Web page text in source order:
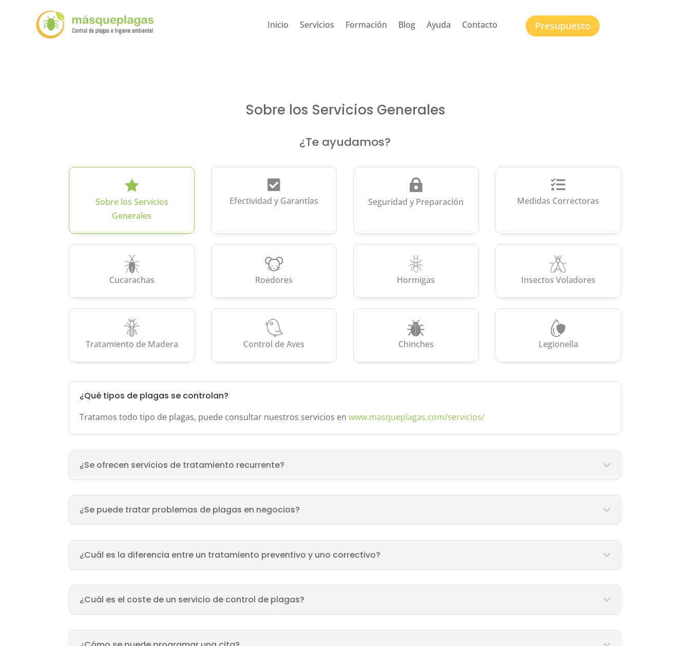
Inicio Servicios Formación Blog Ayuda Contacto Presupuesto
Sobre los Servicios Generales
¿Te ayudamos?

Sobre los Servicios
Generales

Efectividad y Garantías

Seguridad y Preparación

Medidas Correctoras
Cucarachas Roedores Hormigas Insectos Voladores
Tratamiento de Madera Control de Aves Chinches Legionella
¿Qué tipos de plagas se controlan?
Tratamos todo tipo de plagas, puede consultar nuestros servicios enwww.masqueplagas.com/servicios/
¿Se ofrecen servicios de tratamiento recurrente?
¿Se puede tratar problemas de plagas en negocios?
¿Cuál es la diferencia entre un tratamiento preventivo y uno correctivo?
¿Cuál es el coste de un servicio de control de plagas?